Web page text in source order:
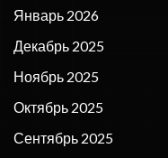
Январь 2026
Декабрь 2025
Ноябрь 2025
Октябрь 2025
Сентябрь 2025